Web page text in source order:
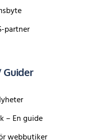
partner
– En guide